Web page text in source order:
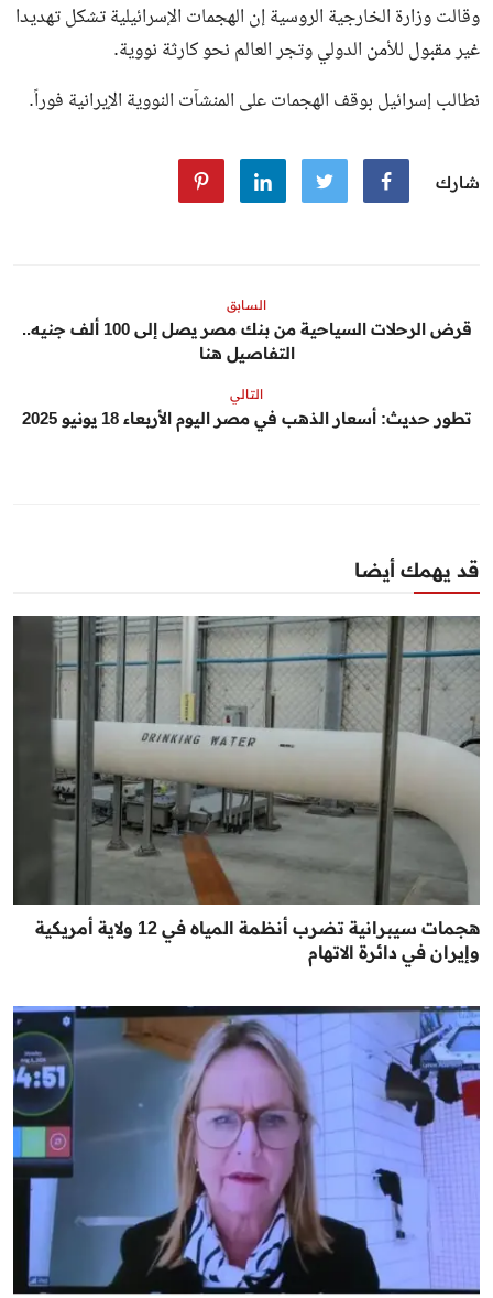
وقالت وزارة الخارجية الروسية إن الهجمات الإسرائيلية تشكل تهديدا
غير مقبول للأمن الدولي وتجر العالم نحو كارثة نووية.
نطالب إسرائيل بوقف الهجمات على المنشآت النووية الإيرانية فوراً.
شارك
السابق
قرض الرحلات السياحية من بنك مصر يصل إلى 100 ألف جنيه..
التفاصيل هنا
التالي
تطور حديث: أسعار الذهب في مصر اليوم الأربعاء 18 يونيو 2025
قد يهمك أيضا
هجمات سيبرانية تضرب أنظمة المياه في 12 ولاية أمريكية
وإيران في دائرة الاتهام